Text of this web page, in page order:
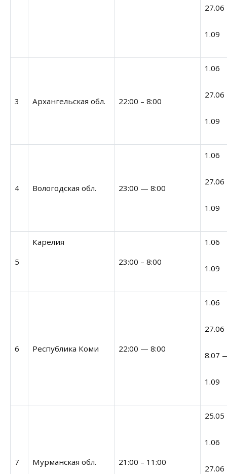
27.06
1.09
3 Архангельская обл. 22:00 – 8:00
1.06
27.06
1.09
4 Вологодская обл. 23:00 — 8:00
1.06
27.06
1.09
5
Карелия
23:00 – 8:00
1.06
1.09
6 Республика Коми 22:00 — 8:00
1.06
27.06
8.07
1.09
7 Мурманская обл. 21:00 – 11:00
25.05
1.06
27.06